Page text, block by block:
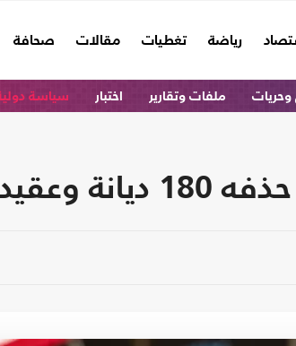
رياضة تغطيات مقالات صحافة
ملفات وتقارير اختبار سياسة
الأمريكي